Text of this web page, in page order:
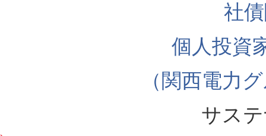
社
個人投資
（関西電力
サス